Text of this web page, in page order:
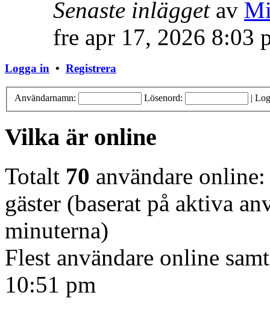
Senaste inläggetav
fre apr 17, 2026 8:03
Logga in • Registrera
Användarnamn: Lösenord: |
Vilka är online
Totalt 70 användare
gäster (baserat på aktiva
minuterna)
Flest användare online
10:51 pm